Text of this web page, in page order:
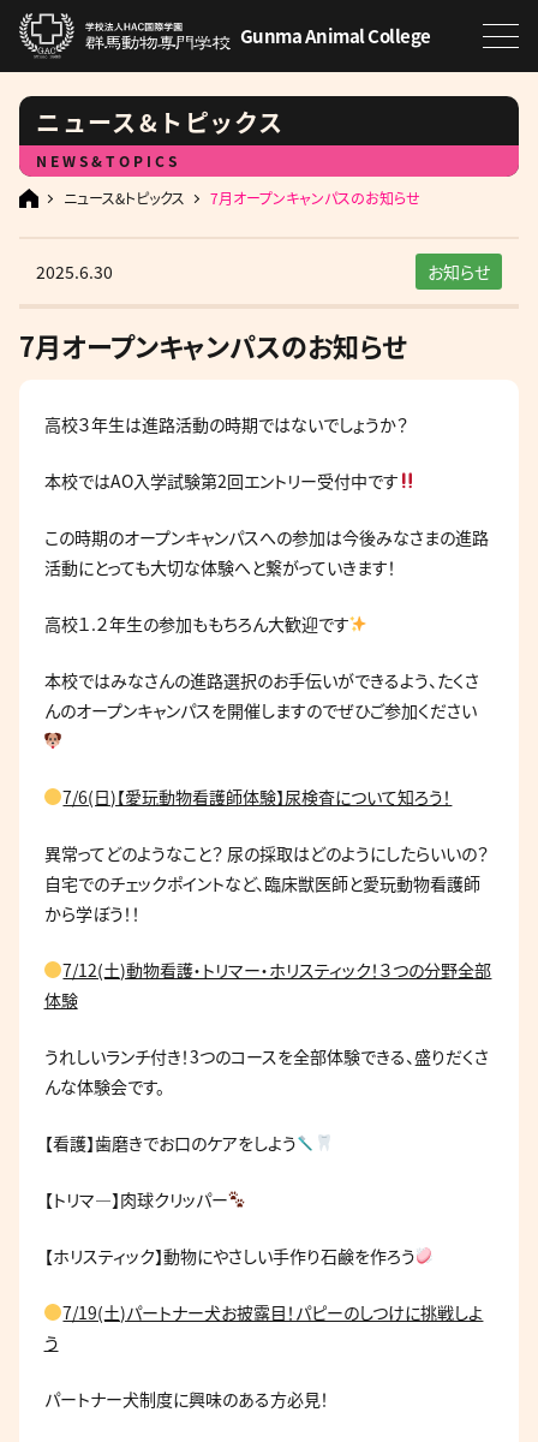
Gunma Animal College
ニュース&トピックス
NEWS&TOPICS
ニュース&トピックス
7月オープンキャンパスのお知らせ
2025.6.30 お知らせ
7月オープンキャンパスのお知らせ
高校３年生は進路活動の時期ではないでしょうか？
本校ではAO入学試験第2回エントリー受付中です
この時期のオープンキャンパスへの参加は今後みなさまの進路
活動にとっても大切な体験へと繋がっていきます！
高校１.２年生の参加ももちろん大歓迎です
本校ではみなさんの進路選択のお手伝いができるよう、たくさ
んのオープンキャンパスを開催しますのでぜひご参加ください
7/6(日)【愛玩動物看護師体験】尿検査について知ろう！
異常ってどのようなこと？ 尿の採取はどのようにしたらいいの？
自宅でのチェックポイントなど、臨床獣医師と愛玩動物看護師
から学ぼう！！
7/12(土)動物看護・トリマー・ホリスティック！３つの分野全部
体験
うれしいランチ付き！3つのコースを全部体験できる、盛りだくさ
んな体験会です。
【看護】歯磨きでお口のケアをしよう
【トリマ―】肉球クリッパー
【ホリスティック】動物にやさしい手作り石鹸を作ろう
7/19(土)パートナー犬お披露目！パピーのしつけに挑戦しよ
う
パートナー犬制度に興味のある方必見！